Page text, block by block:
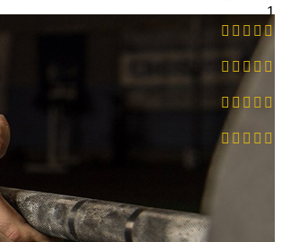
1
تابلوی نقاشی
پاک کردن فیلتر